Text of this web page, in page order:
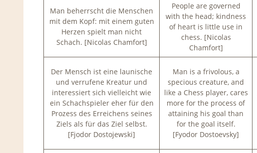
Man beherrscht die Menschen
mit dem Kopf: mit einem guten
Herzen spielt man nicht
Schach. [Nicolas Chamfort]
People are governed
with the head; kindness
of heart is little use in
chess. [Nicolas
Chamfort]
Der Mensch ist eine launische
und verrufene Kreatur und
interessiert sich vielleicht wie
ein Schachspieler eher für den
Prozess des Erreichens seines
Ziels als für das Ziel selbst.
[Fjodor Dostojewski]
Man is a frivolous, a
specious creature, and
like a Chess player, cares
more for the process of
attaining his goal than
for the goal itself.
[Fyodor Dostoevsky]